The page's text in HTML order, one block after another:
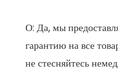
О: Да, мы
гарантию на все
не стесняйтесь